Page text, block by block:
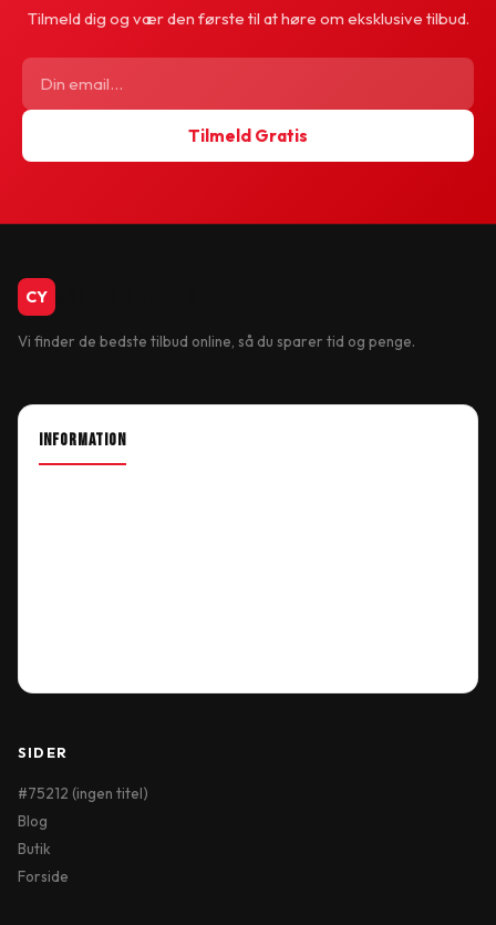
Tilmeld dig og vær den første til at høre om eksklusive tilbud.
Tilmeld Gratis
CY
Vi finder de bedste tilbud online, så du sparer tid og penge.
INFORMATION
SIDER
#75212 (ingen titel)
Blog
Butik
Forside